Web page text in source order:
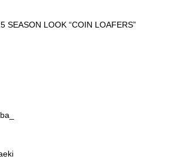
SEASON LOOK “COIN LOAFERS”